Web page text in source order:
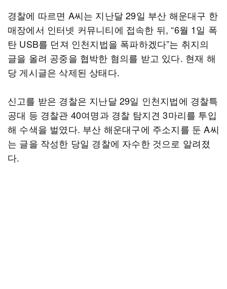
경찰에 따르면 A씨는 지난달 29일 부산 해운대구 한
매장에서 인터넷 커뮤니티에 접속한 뒤, “6월 1일 폭
탄 USB를 던져 인천지법을 폭파하겠다”는 취지의
글을 올려 공중을 협박한 혐의를 받고 있다. 현재 해
당 게시글은 삭제된 상태다.
신고를 받은 경찰은 지난달 29일 인천지법에 경찰특
공대 등 경찰관 40여명과 경찰 탐지견 3마리를 투입
해 수색을 벌였다. 부산 해운대구에 주소지를 둔 A씨
는 글을 작성한 당일 경찰에 자수한 것으로 알려졌
다.